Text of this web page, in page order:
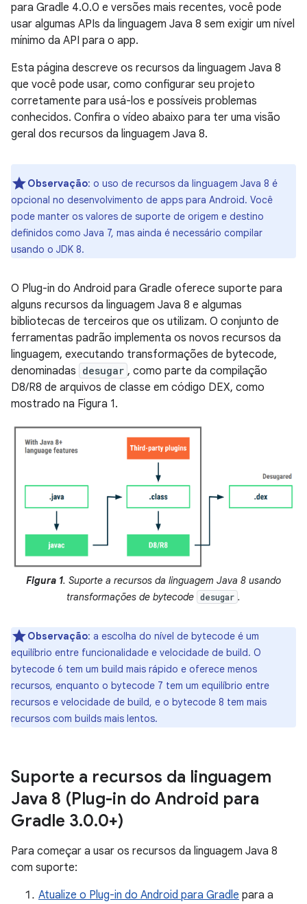
para Gradle 4.0.0 e versões mais recentes, você pode
usar algumas APIs da linguagem Java 8 sem exigir um nível
mínimo da API para o app.
Esta página descreve os recursos da linguagem Java 8
que você pode usar, como configurar seu projeto
corretamente para usá-los e possíveis problemas
conhecidos. Confira o vídeo abaixo para ter uma visão
geral dos recursos da linguagem Java 8.
Observação: o uso de recursos da linguagem Java 8 é
opcional no desenvolvimento de apps para Android. Você
pode manter os valores de suporte de origem e destino
definidos como Java 7, mas ainda é necessário compilar
usando o JDK 8.
O Plug-in do Android para Gradle oferece suporte para
alguns recursos da linguagem Java 8 e algumas
bibliotecas de terceiros que os utilizam. O conjunto de
ferramentas padrão implementa os novos recursos da
linguagem, executando transformações de bytecode,
denominadas desugar , como parte da compilação
D8/R8 de arquivos de classe em código DEX, como
mostrado na Figura 1.
Figura 1. Suporte a recursos da linguagem Java 8 usando
transformações de bytecode desugar .
Observação: a escolha do nível de bytecode é um
equilíbrio entre funcionalidade e velocidade de build. O
bytecode 6 tem um build mais rápido e oferece menos
recursos, enquanto o bytecode 7 tem um equilíbrio entre
recursos e velocidade de build, e o bytecode 8 tem mais
recursos com builds mais lentos.
Suporte a recursos da linguagem
Java 8 (Plug-in do Android para
Gradle 3.0.0+)
Para começar a usar os recursos da linguagem Java 8
com suporte:
Atualize o Plug-in do Android para Gradle para a